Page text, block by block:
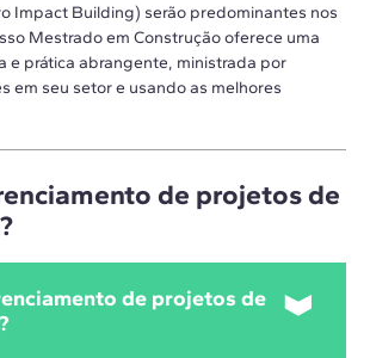
Impact Building) serão predominantes nos
Mestrado em Construção oferece uma
e prática abrangente, ministrada por
em seu setor e usando as melhores
de projetos de
de projetos de